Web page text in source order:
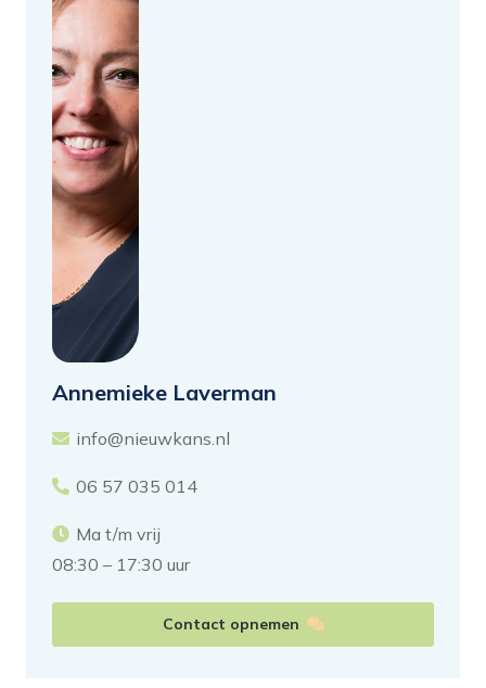
Annemieke Laverman
info@nieuwkans.nl
06 57 035 014
Ma t/m vrij
08:30 – 17:30 uur
Contact opnemen